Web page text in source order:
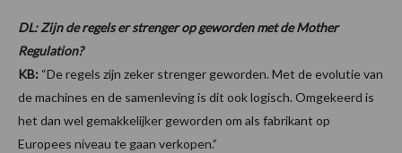
DL: Zijn de regels er strenger op geworden met de Mother
Regulation?
KB: “De regels zijn zeker strenger geworden. Met de evolutie van
de machines en de samenleving is dit ook logisch. Omgekeerd is
het dan wel gemakkelijker geworden om als fabrikant op
Europees niveau te gaan verkopen.”